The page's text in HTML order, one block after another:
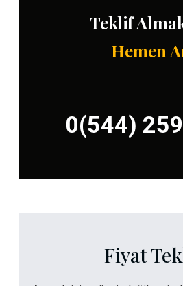
Teklif
Hemen
0(544)
Fiyat